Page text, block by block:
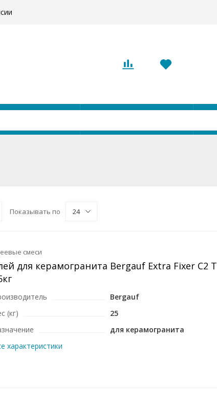
Показывать по 24
смеси
для керамогранита Bergauf Extra Fixer C2 T
Bergauf
(кг)
25
для керамогранита
характеристики